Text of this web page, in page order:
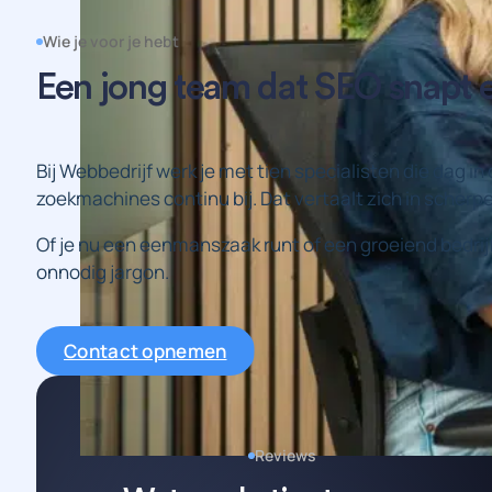
Wie je voor je hebt
Een jong team dat SEO snapt
Bij Webbedrijf werk je met tien specialisten die dag
zoekmachines continu bij. Dat vertaalt zich in
Of je nu een eenmanszaak runt of een groeiend
onnodig jargon.
Contact opnemen
Reviews